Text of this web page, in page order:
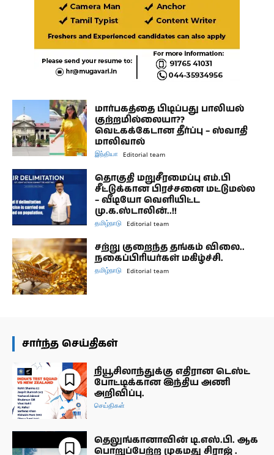
மார்பகத்தை பிடிப்பது பாலியல்
குற்றமில்லையா??
வெட்கக்கேடான தீர்ப்பு – ஸ்வாதி
மாலிவால்
இந்தியா Editorial team
தொகுதி மறுசீரமைப்பு எம்.பி
சீட்டுக்கான பிரச்சனை மட்டுமல்ல
– வீடியோ வெளியிட்ட
மு.க.ஸ்டாலின்..!!
தமிழ்நாடு Editorial team
சற்று குறைந்த தங்கம் விலை..
நகைப்பிரியர்கள் மகிழ்ச்சி.
தமிழ்நாடு Editorial team
சார்ந்த செய்திகள்
நியூசிலாந்துக்கு எதிரான டெஸ்ட்
போட்டிக்கான இந்திய அணி
அறிவிப்பு.
செய்திகள்
தெலுங்கானாவின் டி.எஸ்.பி. ஆக
பொறுப்பேற்ற முகமது சிராஜ் .